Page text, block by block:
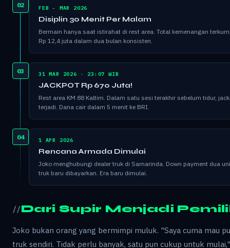
02 FEB - MAR 2026
Disiplin 30 Menit Per Malam
Bermain hanya saat istirahat di rest area. Total kemenangan
Rp 12,4 juta dalam dua bulan konsisten.
03 31 MAR 2026 · 23:07 WIB
JACKPOT Rp 670 Juta!
Rest area KM 88 Kaltim. Dalam satu sesi terakhir sebelum tidur,
terjadi. Dana cair dalam 5 menit ke BRI.
04 1 APR 2026
Rencana Armada Dimulai
Joko menghubungi dealer truk di Samarinda. Down payment dua
truk baru dibayarkan. Era baru dimulai.
Dari Supir Menjadi
Joko bukan orang yang bermimpi muluk. "Saya cuma mau
truk sendiri. Tidak perlu banyak, satu pun cukup untuk mulai,"